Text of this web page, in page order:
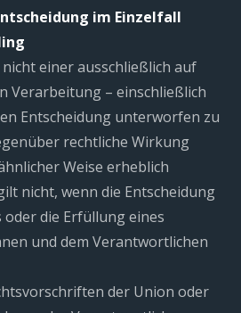
im Einzelfall
nicht einer ausschließlich auf
Verarbeitung – einschließlich
Entscheidung unterworfen zu
rechtliche Wirkung
Weise erheblich
nicht, wenn die Entscheidung
oder die Erfüllung eines
und dem Verantwortlichen
der Union oder